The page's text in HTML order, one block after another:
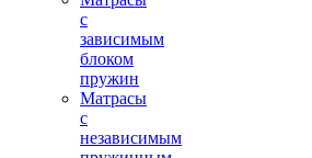
с
зависимым
блоком
пружин
Матрасы
с
независимым